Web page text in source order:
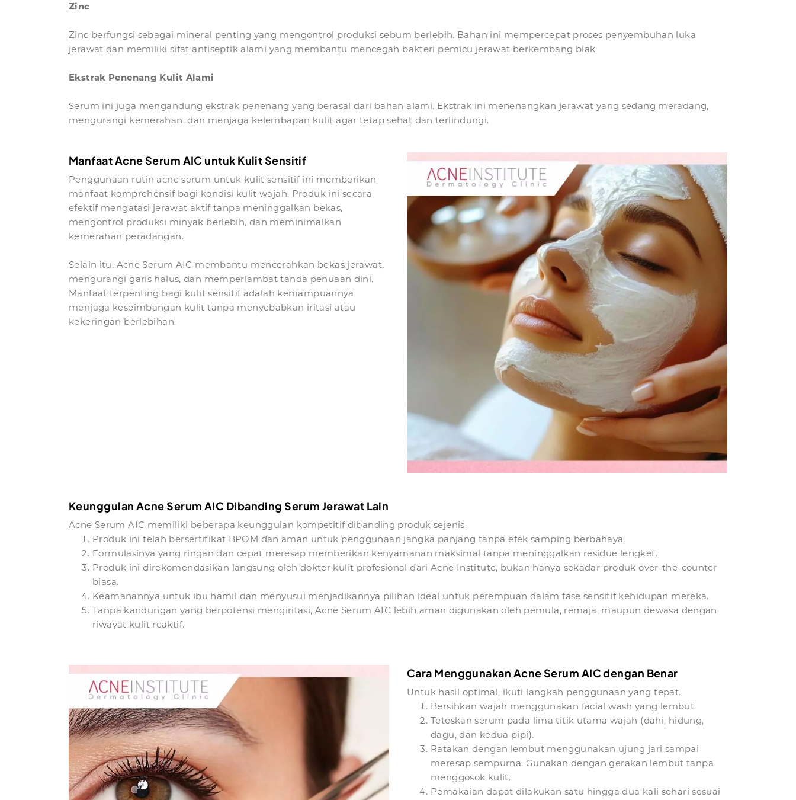
Zinc
Zinc berfungsi sebagai mineral penting yang mengontrol produksi sebum berlebih. Bahan ini mempercepat proses penyembuhan luka
jerawat dan memiliki sifat antiseptik alami yang membantu mencegah bakteri pemicu jerawat berkembang biak.
Ekstrak Penenang Kulit Alami
Serum ini juga mengandung ekstrak penenang yang berasal dari bahan alami. Ekstrak ini menenangkan jerawat yang sedang meradang,
mengurangi kemerahan, dan menjaga kelembapan kulit agar tetap sehat dan terlindungi.
Manfaat Acne Serum AIC untuk Kulit Sensitif
Penggunaan rutin acne serum untuk kulit sensitif ini memberikan
manfaat komprehensif bagi kondisi kulit wajah. Produk ini secara
efektif mengatasi jerawat aktif tanpa meninggalkan bekas,
mengontrol produksi minyak berlebih, dan meminimalkan
kemerahan peradangan.
Selain itu, Acne Serum AIC membantu mencerahkan bekas jerawat,
mengurangi garis halus, dan memperlambat tanda penuaan dini.
Manfaat terpenting bagi kulit sensitif adalah kemampuannya
menjaga keseimbangan kulit tanpa menyebabkan iritasi atau
kekeringan berlebihan.
Keunggulan Acne Serum AIC Dibanding Serum Jerawat Lain
Acne Serum AIC memiliki beberapa keunggulan kompetitif dibanding produk sejenis.
Produk ini telah bersertifikat BPOM dan aman untuk penggunaan jangka panjang tanpa efek samping berbahaya.
Formulasinya yang ringan dan cepat meresap memberikan kenyamanan maksimal tanpa meninggalkan residue lengket.
Produk ini direkomendasikan langsung oleh dokter kulit profesional dari Acne Institute, bukan hanya sekadar produk over-the-counter
biasa.
Keamanannya untuk ibu hamil dan menyusui menjadikannya pilihan ideal untuk perempuan dalam fase sensitif kehidupan mereka.
Tanpa kandungan yang berpotensi mengiritasi, Acne Serum AIC lebih aman digunakan oleh pemula, remaja, maupun dewasa dengan
riwayat kulit reaktif.
Cara Menggunakan Acne Serum AIC dengan Benar
Untuk hasil optimal, ikuti langkah penggunaan yang tepat.
Bersihkan wajah menggunakan facial wash yang lembut.
Teteskan serum pada lima titik utama wajah (dahi, hidung,
dagu, dan kedua pipi).
Ratakan dengan lembut menggunakan ujung jari sampai
meresap sempurna. Gunakan dengan gerakan lembut tanpa
menggosok kulit.
Pemakaian dapat dilakukan satu hingga dua kali sehari sesuai